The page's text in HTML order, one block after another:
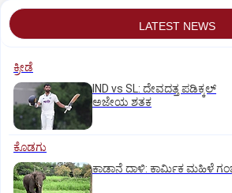
LATEST NEWS
ಕ್ರೀಡೆ
IND vs SL: ದೇವದತ್ತ ಪಡಿಕ್ಕಲ್‌
ಅಜೇಯ ಶತಕ
ಕೊಡಗು
ಕಾಡಾನೆ ದಾಳಿ: ಕಾರ್ಮಿಕ ಮಹಿಳೆ